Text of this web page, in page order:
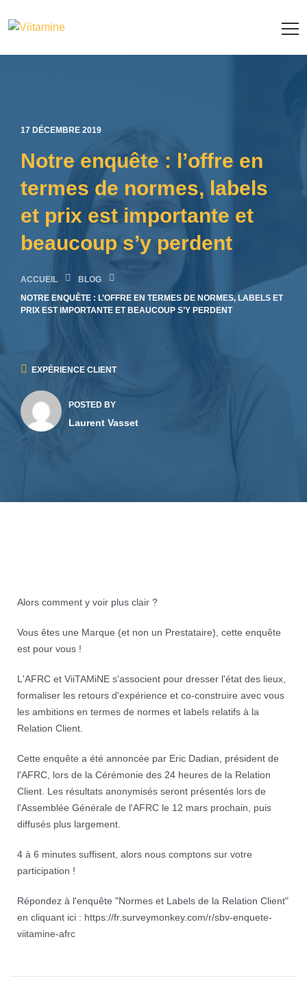
17 DÉCEMBRE 2019
Notre enquête : l’offre en
termes de normes, labels
et prix est importante et
beaucoup s’y perdent
ACCUEIL
NOTRE ENQUÊTE : L’OFFRE EN TERMES DE NORMES, LABELS ET
PRIX EST IMPORTANTE ET BEAUCOUP S’Y PERDENT
EXPÉRIENCE CLIENT
POSTED BY
Laurent Vasset
Alors comment y voir plus clair ?
Vous êtes une Marque (et non un Prestataire), cette enquête
est pour vous !
L'AFRC et ViiTAMiNE s'associent pour dresser l'état des lieux,
formaliser les retours d'expérience et co-construire avec vous
les ambitions en termes de normes et labels relatifs à la
Relation Client.
Cette enquête a été annoncée par Eric Dadian, président de
l'AFRC, lors de la Cérémonie des 24 heures de la Relation
Client. Les résultats anonymisés seront présentés lors de
l'Assemblée Générale de l'AFRC le 12 mars prochain, puis
diffusés plus largement.
4 à 6 minutes suffisent, alors nous comptons sur votre
participation !
Répondez à l'enquête "Normes et Labels de la Relation Client"
en cliquant ici : https://fr.surveymonkey.com/r/sbv-enquete-
viitamine-afrc